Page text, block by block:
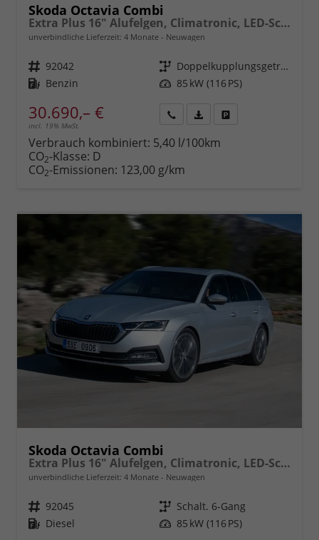
Skoda Octavia Combi
Extra Plus 16" Alufelgen, Climatronic, LED-Scheinwerfer, Parksensoren hinten, Radio 10" + Wireless Smartlink, Tempomat, Multifunktions-Lederlenkrad, Dachreling uvm.
unverbindliche Lieferzeit: 4 Monate Neuwagen
Fahrzeugnr. 92042 Getriebe
Doppelkupplungsgetriebe (DSG)
Kraftstoff Benzin Leistung 85 kW (116 PS)
30.690,– €
incl. 19% MwSt.
anfordern
Datei,
Verbrauch kombiniert: 5,40 l/100km
CO2-Klasse: D
CO2-Emissionen: 123,00 g/km
Skoda Octavia Combi
Extra Plus 16" Alufelgen, Climatronic, LED-Scheinwerfer, Parksensoren hinten, Radio 10" + Wireless Smartlink, Tempomat, Multifunktions-Lederlenkrad, Dachreling uvm.
unverbindliche Lieferzeit: 4 Monate Neuwagen
Fahrzeugnr. 92045 Getriebe Schalt. 6-Gang
Kraftstoff Diesel Leistung 85 kW (116 PS)